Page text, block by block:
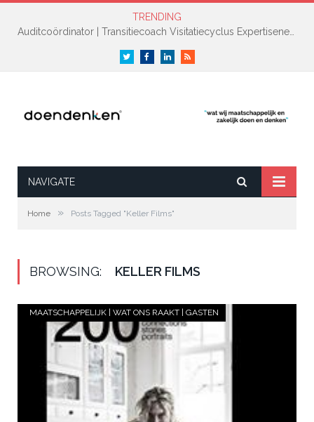
TRENDING
Auditcoördinator | Transitiecoach Visitatiecyclus Expertisenetwerk NAH +
Twitter FacebookLinkedInRSS
NAVIGATE
Home » Posts Tagged "Keller Films"
BROWSING: KELLER FILMS
MAATSCHAPPELIJK | WAT ONS RAAKT | GASTEN